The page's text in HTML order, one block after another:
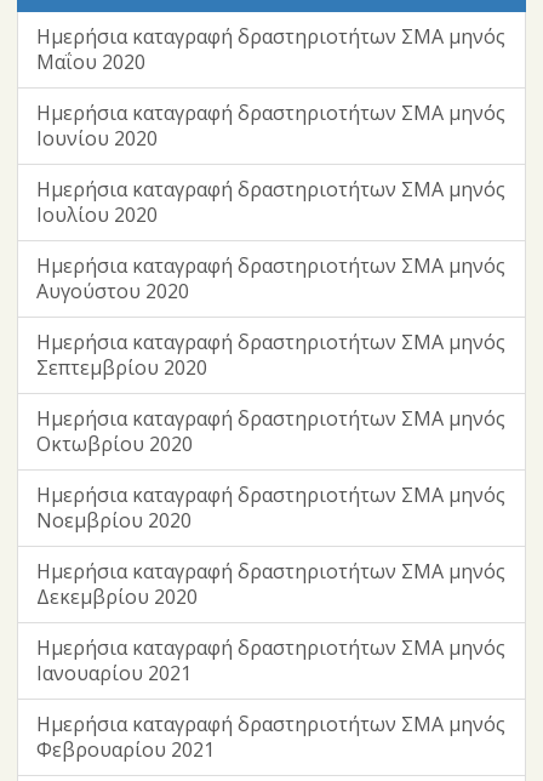
Ημερήσια καταγραφή δραστηριοτήτων ΣΜΑ μηνός
Μαΐου 2020
Ημερήσια καταγραφή δραστηριοτήτων ΣΜΑ μηνός
Ιουνίου 2020
Ημερήσια καταγραφή δραστηριοτήτων ΣΜΑ μηνός
Ιουλίου 2020
Ημερήσια καταγραφή δραστηριοτήτων ΣΜΑ μηνός
Αυγούστου 2020
Ημερήσια καταγραφή δραστηριοτήτων ΣΜΑ μηνός
Σεπτεμβρίου 2020
Ημερήσια καταγραφή δραστηριοτήτων ΣΜΑ μηνός
Οκτωβρίου 2020
Ημερήσια καταγραφή δραστηριοτήτων ΣΜΑ μηνός
Νοεμβρίου 2020
Ημερήσια καταγραφή δραστηριοτήτων ΣΜΑ μηνός
Δεκεμβρίου 2020
Ημερήσια καταγραφή δραστηριοτήτων ΣΜΑ μηνός
Ιανουαρίου 2021
Ημερήσια καταγραφή δραστηριοτήτων ΣΜΑ μηνός
Φεβρουαρίου 2021